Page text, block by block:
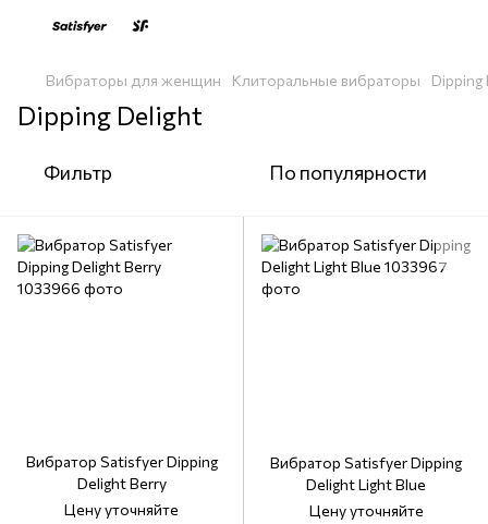
Вибраторы для женщин Клиторальные вибраторы Dipping
Dipping Delight
Фильтр По популярности
Вибратор Satisfyer Dipping
Delight Berry
Цену уточняйте
Вибратор Satisfyer Dipping
Delight Light Blue
Цену уточняйте